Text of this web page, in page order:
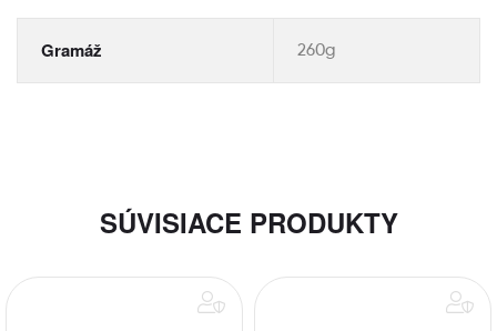
Gramáž 260g
SÚVISIACE PRODUKTY